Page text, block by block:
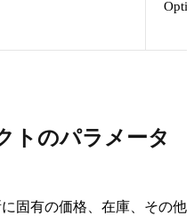
トのパラメータ
固有の価格、在庫、その他